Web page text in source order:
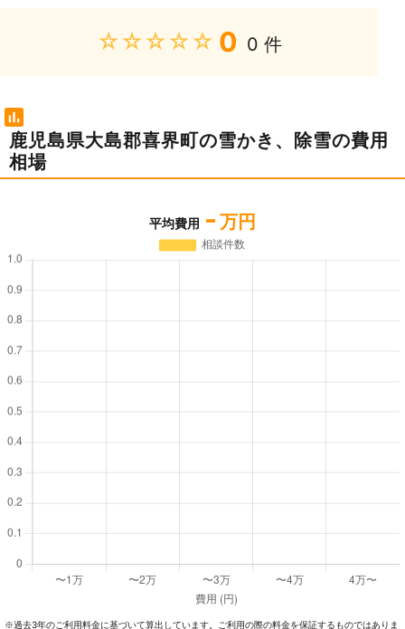
★★★★★ 0 0 件
鹿児島県大島郡喜界町の雪かき、除雪の費用
相場
平均費用 - 万円
※過去3年のご利⽤料⾦に基づいて算出しています。ご利⽤の際の料⾦を保証するものではありま